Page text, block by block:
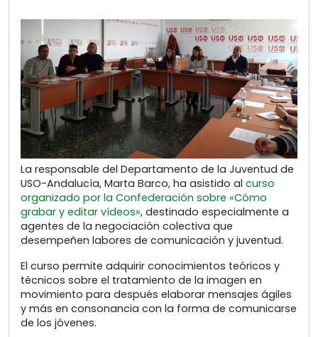
La responsable del Departamento de la Juventud de
USO-Andalucía, Marta Barco, ha asistido al curso
organizado por la Confederación sobre «Cómo
grabar y editar vídeos», destinado especialmente a
agentes de la negociación colectiva que
desempeñen labores de comunicación y juventud.
El curso permite adquirir conocimientos teóricos y
técnicos sobre el tratamiento de la imagen en
movimiento para después elaborar mensajes ágiles
y más en consonancia con la forma de comunicarse
de los jóvenes.